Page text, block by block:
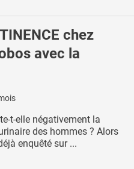
chez
avec la
t-elle négativement la
des hommes ? Alors
enquêté sur ...